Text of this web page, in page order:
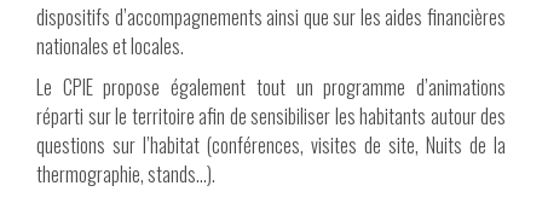
dispositifs d’accompagnements ainsi que sur les aides financières
nationales et locales.
Le CPIE propose également tout un programme d’animations
réparti sur le territoire afin de sensibiliser les habitants autour des
questions sur l’habitat (conférences, visites de site, Nuits de la
thermographie, stands…).